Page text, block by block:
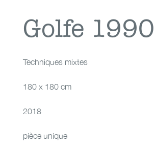
Golfe 1990
Golfe 1990
Techniques mixtes
180 x 180 cm
2018
pièce unique